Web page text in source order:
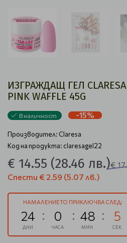
ИЗГРАЖДАЩ ГЕЛ CLARESA
PINK WAFFLE 45G
В наличност -15%
Производител: Claresa
Код на продукта: claresagel22
€ 14.55 (28.46 лв.)€
Спести € 2.59 (5.07 лв.)
НАМАЛЕНИЕТО ПРИКЛЮЧВА СЛЕД:
24
ДНИ
0
ЧАСА
48
МИН.
5
СЕК.